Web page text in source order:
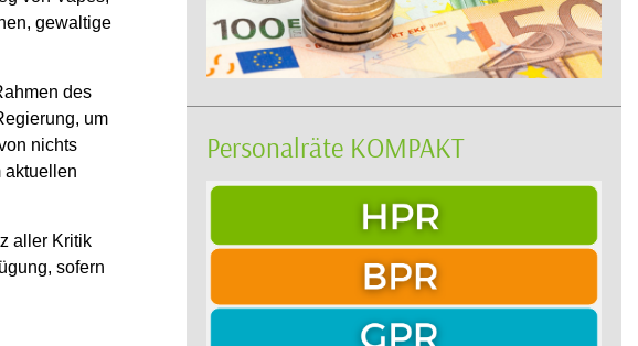
gewaltige
des
um
nichts
aktuellen
aller Kritik
sofern
Personalräte KOMPAKT